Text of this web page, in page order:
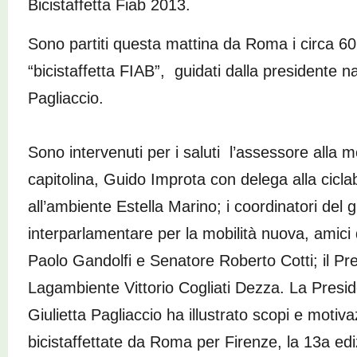
Bicistaffetta Fiab 2013.
Sono partiti questa mattina da Roma i circa
“bicistaffetta FIAB”, guidati dalla presidente
Pagliaccio.
Sono intervenuti per i saluti l’assessore alla
capitolina, Guido Improta con delega alla
all’ambiente Estella Marino; i coordinatori del
interparlamentare per la mobilità nuova, amici
Paolo Gandolfi e Senatore Roberto Cotti; il
Lagambiente Vittorio Cogliati Dezza. La
Giulietta Pagliaccio ha illustrato scopi e
bicistaffettate da Roma per Firenze, la 13a